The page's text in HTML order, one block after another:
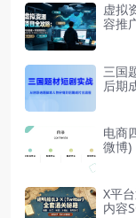
虚拟
容推
三国
后期
电商
微博)
X平
内容